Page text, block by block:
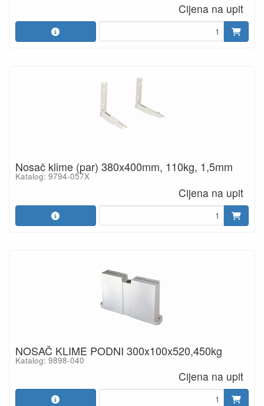
Cijena na upit
Nosač klime (par) 380x400mm, 110kg, 1,5mm
Katalog: 9794-057X
Cijena na upit
NOSAČ KLIME PODNI 300x100x520,450kg
Katalog: 9898-040
Cijena na upit